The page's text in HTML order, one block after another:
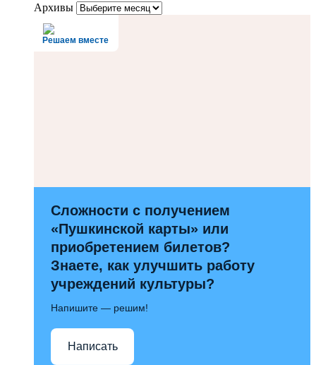
Архивы
Решаем вместе
Сложности с получением
«Пушкинской карты» или
приобретением билетов?
Знаете, как улучшить работу
учреждений культуры?
Напишите — решим!
Написать